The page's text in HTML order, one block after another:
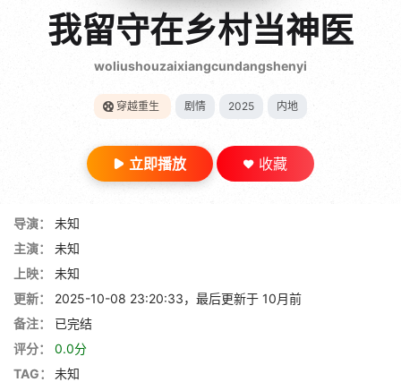
gt 0"}
28短剧
我留守在乡村当神医
woliushouzaixiangcundangshenyi
穿越重生 剧情 2025 内地
立即播放 收藏
导演：
未知
主演：
未知
上映：
未知
更新：
2025-10-08 23:20:33，最后更新于 10月前
备注：
已完结
评分：
0.0分
TAG：
未知